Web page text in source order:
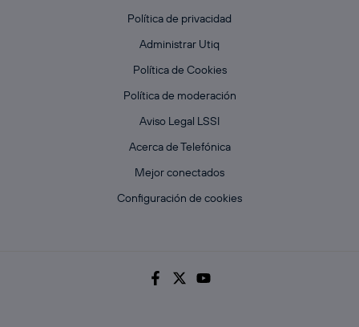
Política de privacidad
Administrar Utiq
Política de Cookies
Política de moderación
Aviso Legal LSSI
Acerca de Telefónica
Mejor conectados
Configuración de cookies